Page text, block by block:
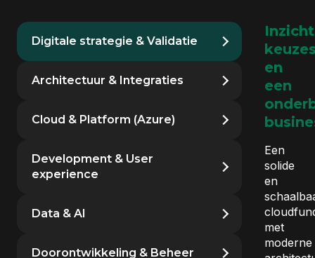
Digitale strategie & Validatie
Architectuur & Integraties
Cloud & Platform (Azure)
Development & User
experience
Data & AI
Doorontwikkeling & Beheer
en
een
Een
solide
en
met
moderne